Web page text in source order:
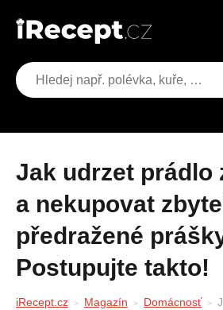
Jak udrzet prádlo zářivě bílé
a nekupovat
předražené
Postupujte takto!
iRecept.cz Magazín Domácnosť